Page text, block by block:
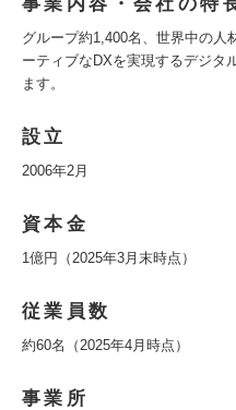
グループ約1,400名、世界中の人
ーティブなDXを実現するデジタ
ます。
設立
2006年2月
資本金
1億円（2025年3月末時点）
従業員数
約60名（2025年4月時点）
事業所